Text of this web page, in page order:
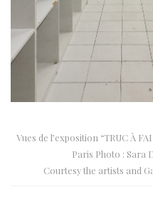
Vues de l’exposition “TRUC À
Paris Photo : Sara
Courtesy the artists and